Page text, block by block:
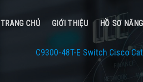
TRANG CHỦ GIỚI THIỆU HỒ SƠ
C9300-48T-E Switch Cisco